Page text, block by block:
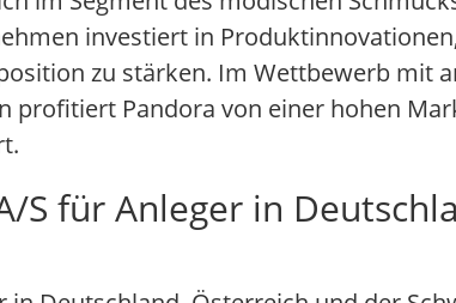
investiert in
zu stärken. Im Wettbewerb mit
profitiert Pandora von einer hohen
S für Anleger in